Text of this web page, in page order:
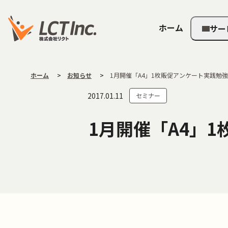
ホーム サ
ホーム お知らせ 1月開催「A4」1枚販促アンケート実践勉
2017.01.11 セミナー
1月開催「A4」1